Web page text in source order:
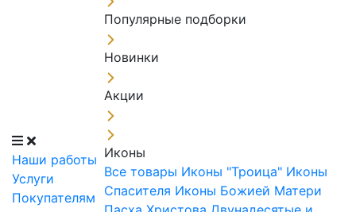
Наши работы
Услуги
Покупателям
Популярные подборки
Новинки
Акции
Иконы
Все товары Иконы "Троица" Иконы
Спасителя Иконы Божией Матери